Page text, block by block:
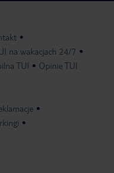
na wakacjach 24/7
TUI Opinie TUI